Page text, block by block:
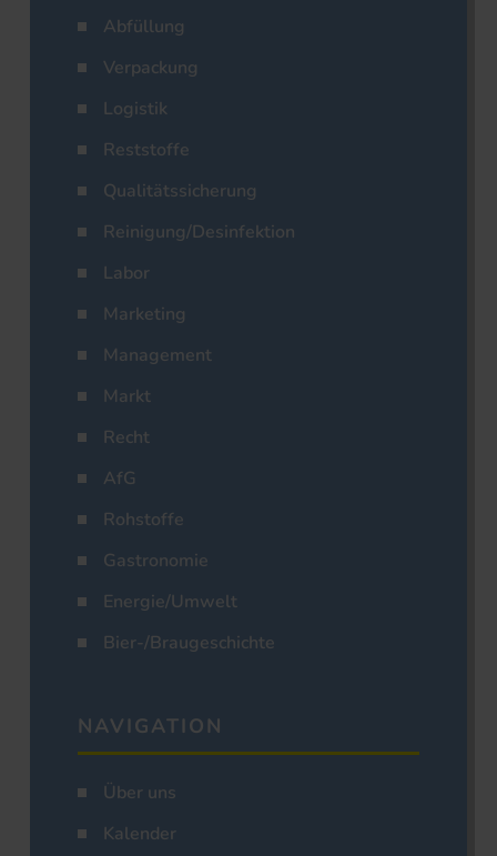
Abfüllung
Verpackung
Logistik
Reststoffe
Qualitätssicherung
Reinigung/Desinfektion
Labor
Marketing
Management
Markt
Recht
AfG
Rohstoffe
Gastronomie
Energie/Umwelt
Bier-/Braugeschichte
NAVIGATION
Über uns
Kalender